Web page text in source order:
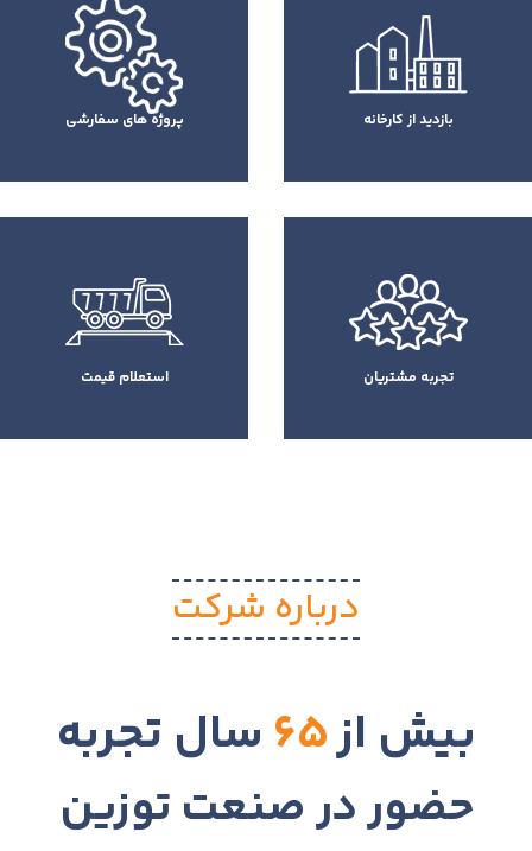
پروژه های سفارشی
استعلام قیمت
بازدید از کارخانه
تجربه مشتریان
درﺑﺎره ﺷﺮﮐﺖ
بیش از۶۵ سال تجربه
حضور در صنعت توزین